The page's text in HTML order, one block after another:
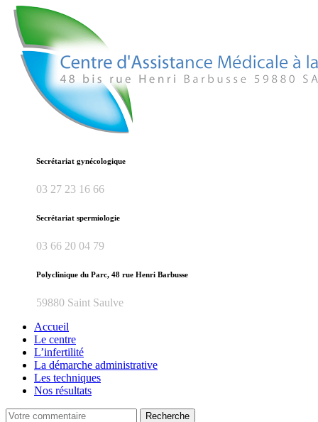
Secrétariat gynécologique
03 27 23 16 66
Secrétariat spermiologie
03 66 20 04 79
Polyclinique du Parc, 48 rue Henri Barbusse
59880 Saint Saulve
Accueil
Le centre
L’infertilité
La démarche administrative
Les techniques
Nos résultats